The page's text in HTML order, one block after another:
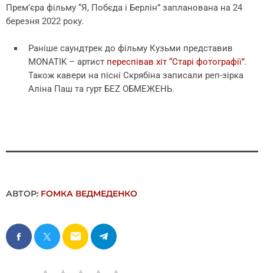
Прем’єра фільму “Я, Побєда і Берлін” запланована на 24
березня 2022 року.
Раніше саундтрек до фільму Кузьми представив
MONATIK – артист переспівав хіт “Старі фотографії”.
Також кавери на пісні Скрябіна записали реп-зірка
Аліна Паш та гурт БЕZ ОБМЕЖЕНЬ.
АВТОР: FОMКА ВЕДМЕДЕНКО
email